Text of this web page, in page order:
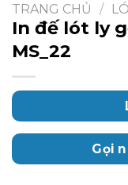
TRANG CHỦ /
In đế lót ly
MS_22
Gọi